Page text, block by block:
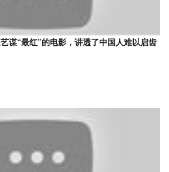
谋“最红”的电影，讲透了中国人难以启齿